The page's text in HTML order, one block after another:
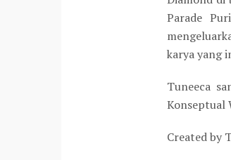
Parade
karya yang
Tuneeca
Konseptual
Created by